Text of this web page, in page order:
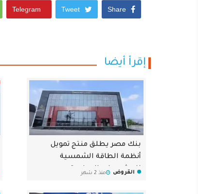
إقرأ أيضا
بنك مصر يطلق منتج تمويل
أنظمة الطاقة الشمسية
للمشروعات الصغيرة
القروض منذ 2 شهر